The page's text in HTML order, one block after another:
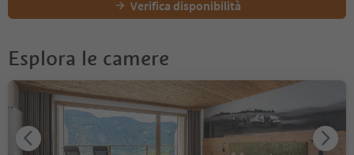
Verifica disponibilità
Esplora le camere